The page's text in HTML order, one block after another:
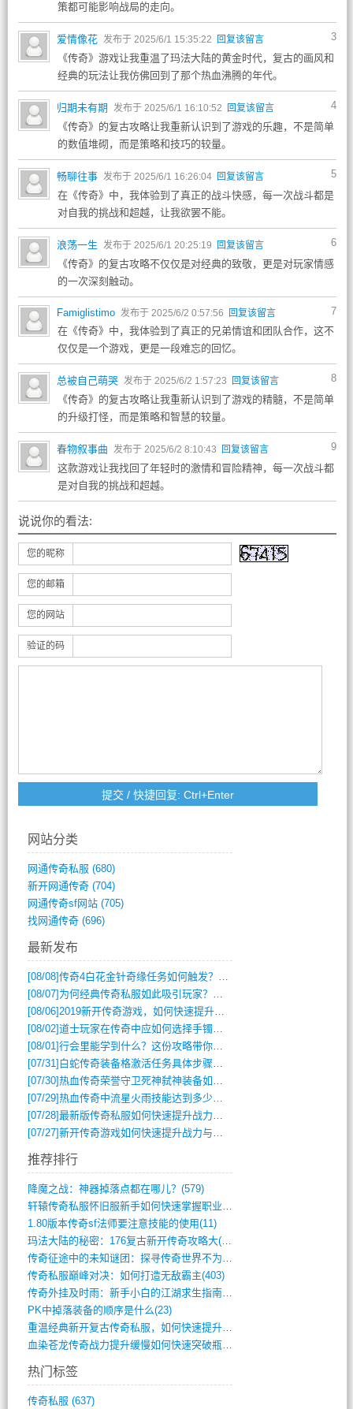
策都可能影响战局的走向。
3
爱情像花 发布于 2025/6/1 15:35:22 回复该留言
《传奇》游戏让我重温了玛法大陆的黄金时代，复古的画风和
经典的玩法让我仿佛回到了那个热血沸腾的年代。
4
归期未有期 发布于 2025/6/1 16:10:52 回复该留言
《传奇》的复古攻略让我重新认识到了游戏的乐趣，不是简单
的数值堆砌，而是策略和技巧的较量。
5
畅聊往事 发布于 2025/6/1 16:26:04 回复该留言
在《传奇》中，我体验到了真正的战斗快感，每一次战斗都是
对自我的挑战和超越，让我欲罢不能。
6
浪荡一生 发布于 2025/6/1 20:25:19 回复该留言
《传奇》的复古攻略不仅仅是对经典的致敬，更是对玩家情感
的一次深刻触动。
7
Famiglistimo 发布于 2025/6/2 0:57:56 回复该留言
在《传奇》中，我体验到了真正的兄弟情谊和团队合作，这不
仅仅是一个游戏，更是一段难忘的回忆。
8
总被自己萌哭 发布于 2025/6/2 1:57:23 回复该留言
《传奇》的复古攻略让我重新认识到了游戏的精髓，不是简单
的升级打怪，而是策略和智慧的较量。
9
春物叙事曲 发布于 2025/6/2 8:10:43 回复该留言
这款游戏让我找回了年轻时的激情和冒险精神，每一次战斗都
是对自我的挑战和超越。
说说你的看法:
您的昵称
您的邮箱
您的网站
验证的码
网站分类
网通传奇私服 (680)
新开网通传奇(704)
网通传奇sf网站(705)
找网通传奇(696)
最新发布
[08/08]传奇4白花金针奇缘任务如何触发？完整攻略解析
[08/07] 为何经典传奇私服如此吸引玩家？深度攻略解析
[08/06]2019新开传奇游戏，如何快速提升角色等级？
[08/02]道士玩家在传奇中应如何选择手镯装备？
[08/01]行会里能学到什么？这份攻略带你全掌握
[07/31] 白蛇传奇装备格激活任务具体步骤是什么？如何完成？
[07/30]热血传奇荣誉守卫死神弑神装备如何获取与佩戴攻略？
[07/29]热血传奇中流星火雨技能达到多少级可以开始练装备？
[07/28]最新版传奇私服如何快速提升战力与获取稀有装备？
[07/27]新开传奇游戏如何快速提升战力与获取稀有装备？
推荐排行
降魔之战：神器掉落点都在哪儿？(579)
轩辕传奇私服怀旧服新手如何快速掌握职业选(993)
1.80版本传奇sf法师要注意技能的使用(11)
玛法大陆的秘密：176复古新开传奇攻略大(486)
传奇征途中的未知谜团：探寻传奇世界不为人(595)
传奇私服巅峰对决：如何打造无敌霸主(403)
传奇外挂及时雨：新手小白的江湖求生指南(802)
PK中掉落装备的顺序是什么(23)
重温经典新开复古传奇私服，如何快速提升等(392)
血染苍龙传奇战力提升缓慢如何快速突破瓶颈(654)
热门标签
传奇私服 (637)